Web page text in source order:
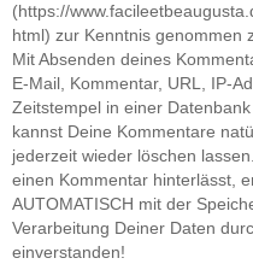
(https://
html) zur Kenntnis genommen
Mit Absenden deines
E-Mail, Kommentar, URL, IP-
Zeitstempel in einer
kannst Deine Kommentare
jederzeit wieder löschen
einen Kommentar hinterlässt,
AUTOMATISCH mit der
Verarbeitung Deiner Daten
einverstanden!